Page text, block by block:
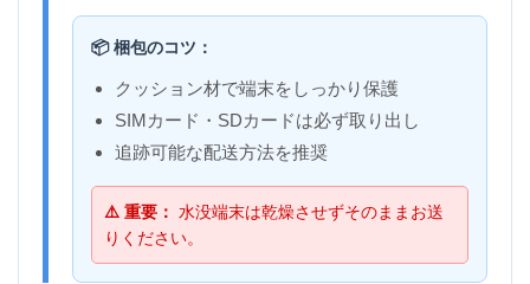
📦 梱包のコツ：
クッション材で端末をしっかり保護
SIMカード・SDカードは必ず取り出し
追跡可能な配送方法を推奨
⚠️ 重要： 水没端末は乾燥させずそのままお送
りください。